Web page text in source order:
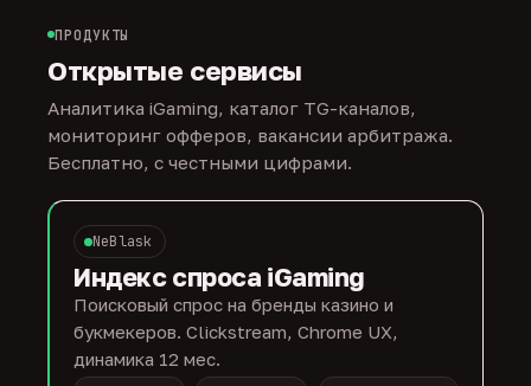
ПРОДУКТЫ
Открытые сервисы
Аналитика iGaming, каталог TG-каналов,
мониторинг офферов, вакансии арбитража.
Бесплатно, с честными цифрами.
NeBlask
Индекс спроса iGaming
Поисковый спрос на бренды казино и
букмекеров. Clickstream, Chrome UX,
динамика 12 мес.